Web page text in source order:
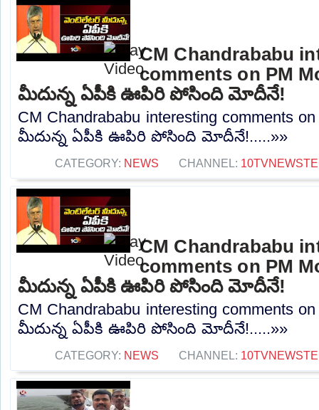
CM Chandrababu
comments on PM
మీదున్న ఏపీకి ఊపిరి పోసింది మోదీనే!
CM Chandrababu interesting comments
మీదున్న ఏపీకి ఊపిరి పోసింది మోదీనే!.....»»
CATEGORY: NEWS CHANNEL:
CM Chandrababu
comments on PM
మీదున్న ఏపీకి ఊపిరి పోసింది మోదీనే!
CM Chandrababu interesting comments
మీదున్న ఏపీకి ఊపిరి పోసింది మోదీనే!.....»»
CATEGORY: NEWS CHANNEL: